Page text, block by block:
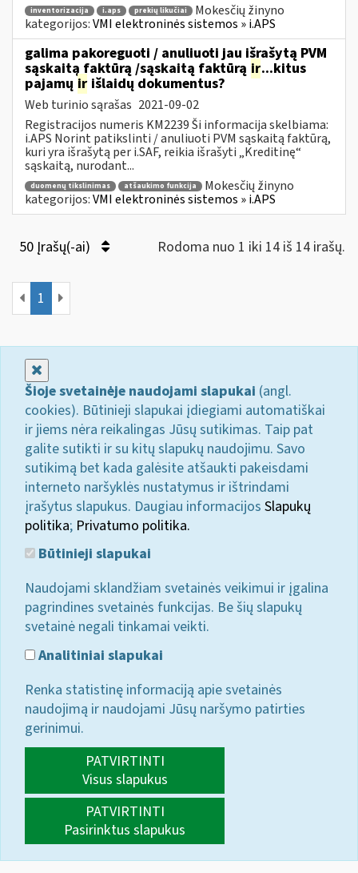
inventorizacija i.aps prekių likučiai
Mokesčių žinyno
kategorijos:VMI elektroninės sistemos » i.APS
galima pakoreguoti / anuliuoti jau išrašytą PVM
sąskaitą faktūrą /sąskaitą faktūrą ir...kitus
pajamų ir išlaidų dokumentus?
Web turinio sąrašas 2021-09-02
Registracijos numeris KM2239 Ši informacija skelbiama:
i.APS Norint patikslinti / anuliuoti PVM sąskaitą faktūrą,
kuri yra išrašytą per i.SAF, reikia išrašyti „Kreditinę“
sąskaitą, nurodant...
duomenų tikslinimas atšaukimo funkcija
Mokesčių žinyno
kategorijos:VMI elektroninės sistemos » i.APS
50 Įrašų(-ai) Rodoma nuo 1 iki 14 iš 14 irašų.
1
Šioje svetainėje naudojami slapukai (angl.
cookies). Būtinieji slapukai įdiegiami automatiškai
ir jiems nėra reikalingas Jūsų sutikimas. Taip pat
galite sutikti ir su kitų slapukų naudojimu. Savo
sutikimą bet kada galėsite atšaukti pakeisdami
interneto naršyklės nustatymus ir ištrindami
įrašytus slapukus. Daugiau informacijos Slapukų
politika; Privatumo politika.
Būtinieji slapukai
Naudojami sklandžiam svetainės veikimui ir įgalina
pagrindines svetainės funkcijas. Be šių slapukų
svetainė negali tinkamai veikti.
Analitiniai slapukai
Renka statistinę informaciją apie svetainės
naudojimą ir naudojami Jūsų naršymo patirties
gerinimui.
PATVIRTINTI
Visus slapukus
PATVIRTINTI
Pasirinktus slapukus